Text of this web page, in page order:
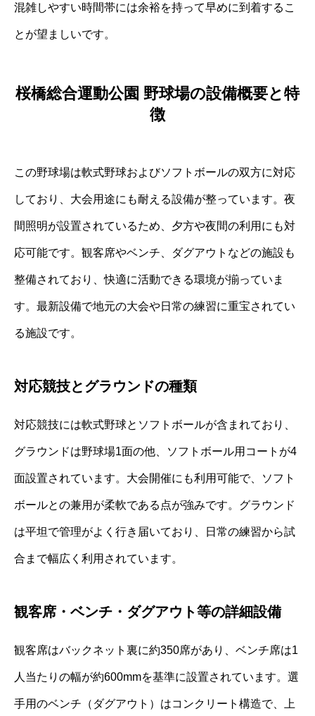
混雑しやすい時間帯には余裕を持って早めに到着するこ
とが望ましいです。
桜橋総合運動公園 野球場の設備概要と特
徴
この野球場は軟式野球およびソフトボールの双方に対応
しており、大会用途にも耐える設備が整っています。夜
間照明が設置されているため、夕方や夜間の利用にも対
応可能です。観客席やベンチ、ダグアウトなどの施設も
整備されており、快適に活動できる環境が揃っていま
す。最新設備で地元の大会や日常の練習に重宝されてい
る施設です。
対応競技とグラウンドの種類
対応競技には軟式野球とソフトボールが含まれており、
グラウンドは野球場1面の他、ソフトボール用コートが4
面設置されています。大会開催にも利用可能で、ソフト
ボールとの兼用が柔軟である点が強みです。グラウンド
は平坦で管理がよく行き届いており、日常の練習から試
合まで幅広く利用されています。
観客席・ベンチ・ダグアウト等の詳細設備
観客席はバックネット裏に約350席があり、ベンチ席は1
人当たりの幅が約600mmを基準に設置されています。選
手用のベンチ（ダグアウト）はコンクリート構造で、上